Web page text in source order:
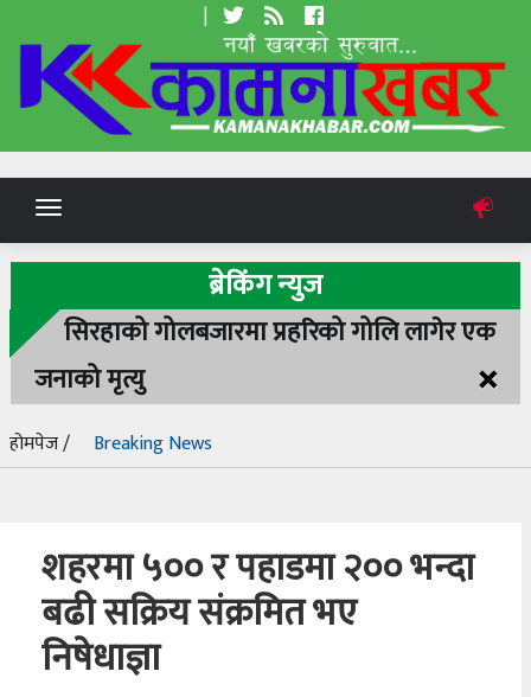
|
Toggle
navigation
ब्रेकिंग न्युज
सिरहाको गोलबजारमा प्रहरिको गोलि लागेर एक
जनाको मृत्यु
×
होमपेज / Breaking News
शहरमा ५०० र पहाडमा २०० भन्दा
बढी सक्रिय संक्रमित भए
निषेधाज्ञा